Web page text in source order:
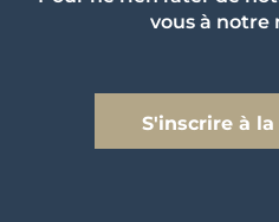
vous à notre
S'inscrire à